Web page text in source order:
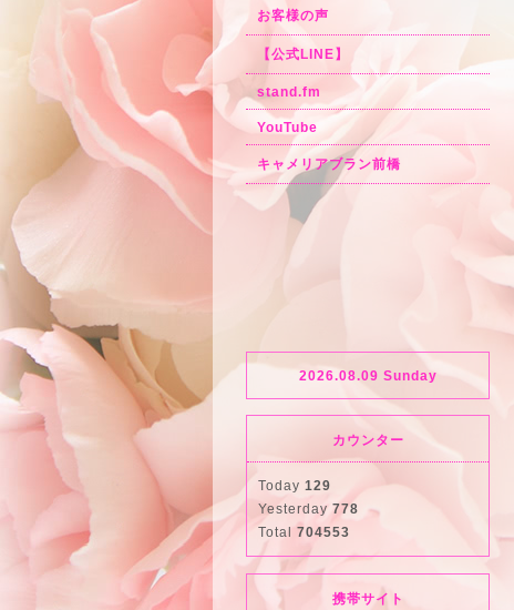
お客様の声
【公式LINE】
stand.fm
YouTube
キャメリアブラン前橋
2026.08.09 Sunday
カウンター
Today 129
Yesterday 778
Total 704553
携帯サイト